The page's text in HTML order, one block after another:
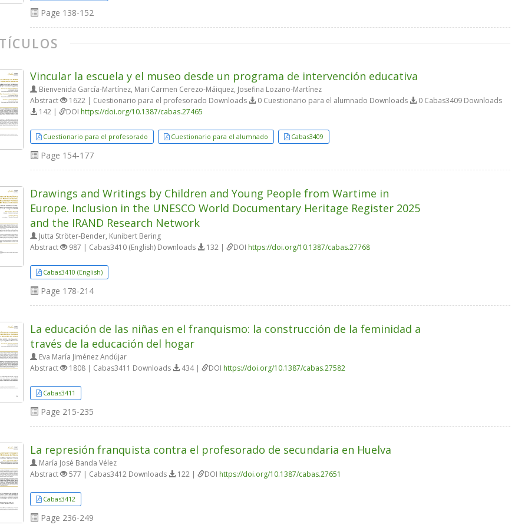
Page 138-152
Vincular la escuela y el museo desde un programa de intervención educativa
Bienvenida García-Martínez, Mari Carmen Cerezo-Máiquez, Josefina Lozano-Martínez
Abstract
1622 | Cuestionario para el profesorado Downloads 0 Cuestionario para el alumnado Downloads
0 Cabas3409 Downloads
142 |
DOI https://doi.org/10.1387/cabas.27465
Cuestionario para el profesorado Cuestionario para el alumnado Cabas3409
Page 154-177
Drawings and Writings by Children and Young People from Wartime in
Europe. Inclusion in the UNESCO World Documentary Heritage Register 2025
and the IRAND Research Network
Jutta Ströter-Bender, Kunibert Bering
Abstract
987 | Cabas3410 (English) Downloads 132 | DOI https://doi.org/10.1387/cabas.27768
Cabas3410 (English)
Page 178-214
La educación de las niñas en el franquismo: la construcción de la feminidad a
través de la educación del hogar
Eva María Jiménez Andújar
Abstract
1808 | Cabas3411 Downloads 434 | DOI https://doi.org/10.1387/cabas.27582
Cabas3411
Page 215-235
La represión franquista contra el profesorado de secundaria en Huelva
María José Banda Vélez
Abstract
577 | Cabas3412 Downloads 122 | DOI https://doi.org/10.1387/cabas.27651
Cabas3412
Page 236-249